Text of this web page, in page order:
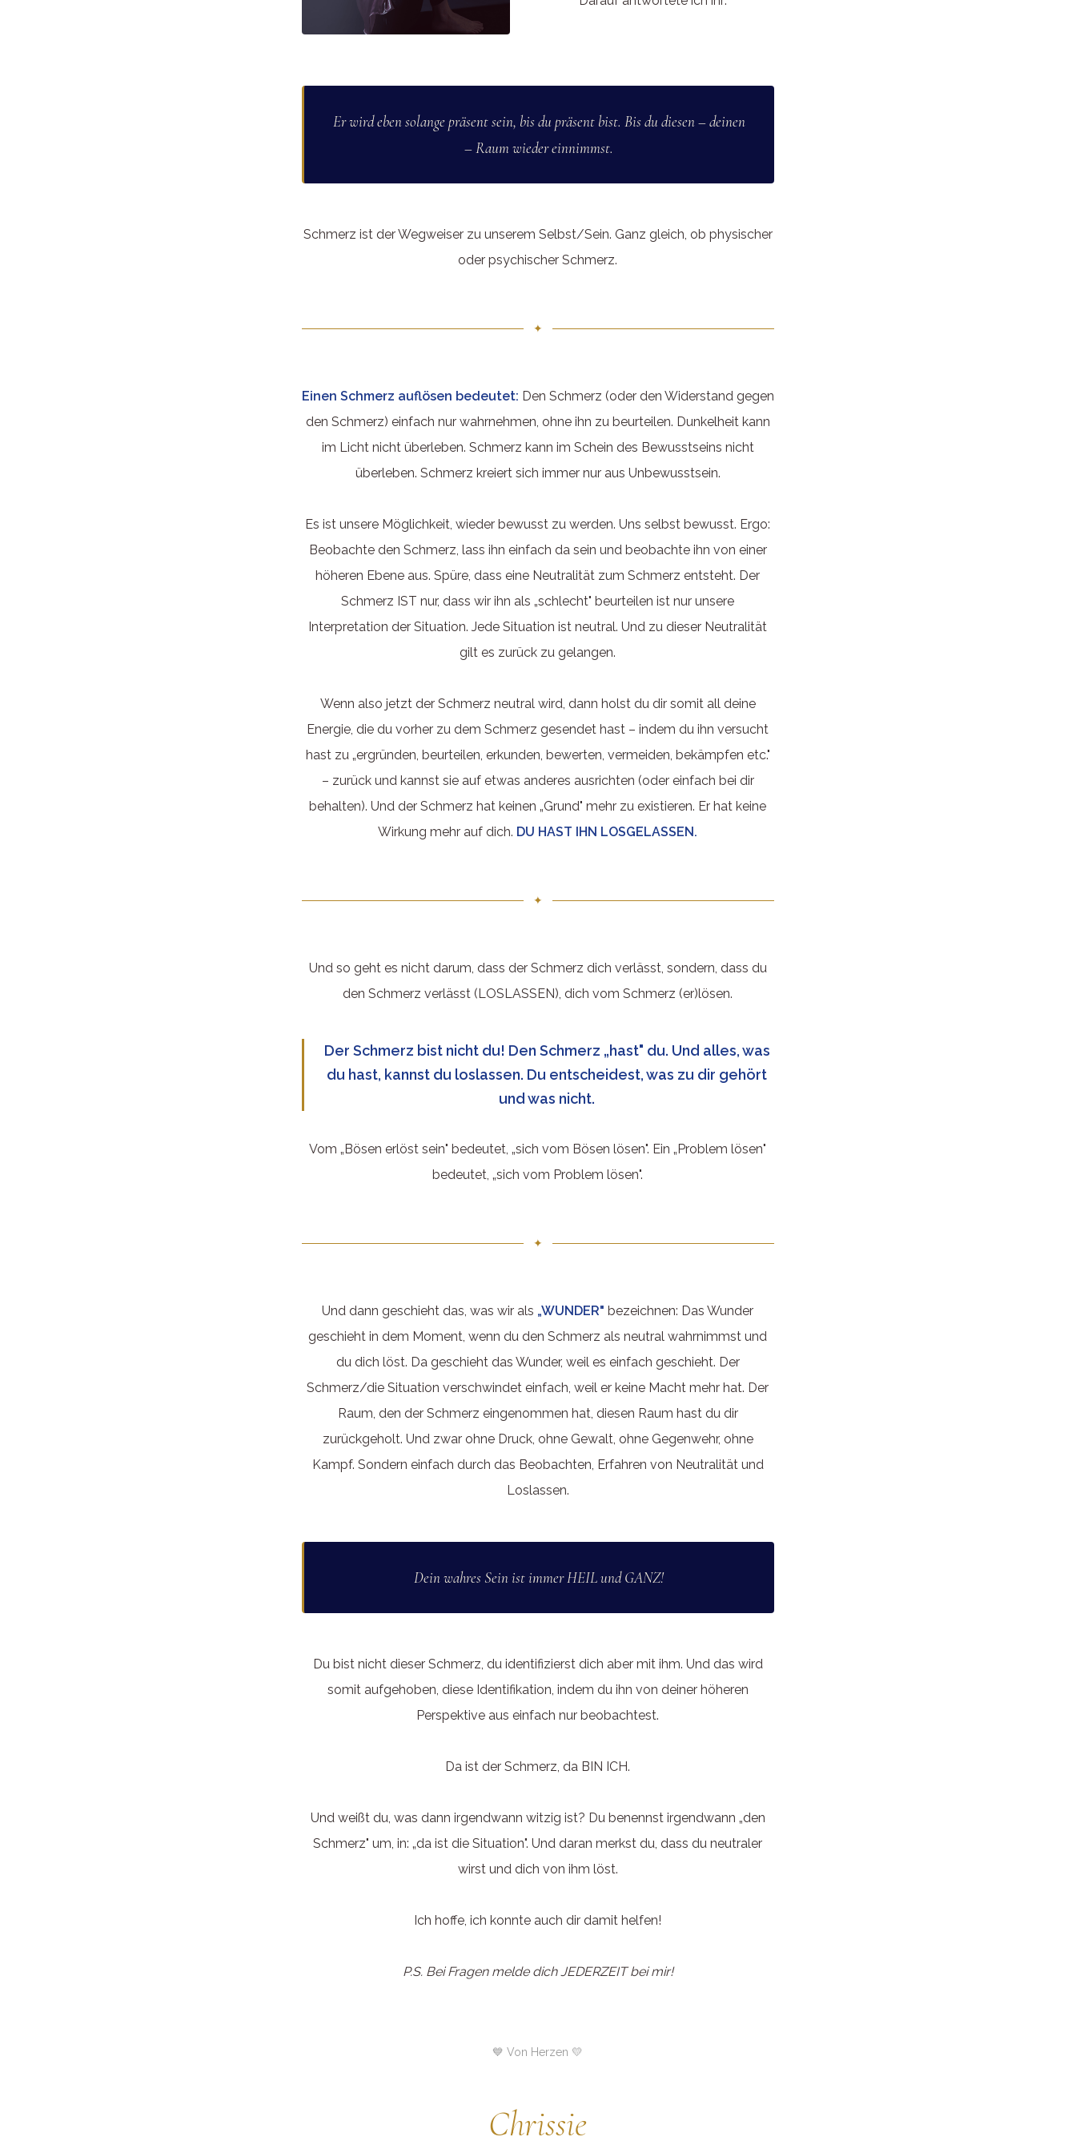
Er wird eben solange präsent sein, bis du präsent bist. Bis du diesen – deinen
– Raum wieder einnimmst.
Schmerz ist der Wegweiser zu unserem Selbst/Sein. Ganz gleich, ob physischer
oder psychischer Schmerz.
✦
Einen Schmerz auflösen bedeutet: Den Schmerz (oder den Widerstand gegen
den Schmerz) einfach nur wahrnehmen, ohne ihn zu beurteilen. Dunkelheit kann
im Licht nicht überleben. Schmerz kann im Schein des Bewusstseins nicht
überleben. Schmerz kreiert sich immer nur aus Unbewusstsein.
Es ist unsere Möglichkeit, wieder bewusst zu werden. Uns selbst bewusst. Ergo:
Beobachte den Schmerz, lass ihn einfach da sein und beobachte ihn von einer
höheren Ebene aus. Spüre, dass eine Neutralität zum Schmerz entsteht. Der
Schmerz IST nur, dass wir ihn als „schlecht" beurteilen ist nur unsere
Interpretation der Situation. Jede Situation ist neutral. Und zu dieser Neutralität
gilt es zurück zu gelangen.
Wenn also jetzt der Schmerz neutral wird, dann holst du dir somit all deine
Energie, die du vorher zu dem Schmerz gesendet hast – indem du ihn versucht
hast zu „ergründen, beurteilen, erkunden, bewerten, vermeiden, bekämpfen etc."
– zurück und kannst sie auf etwas anderes ausrichten (oder einfach bei dir
behalten). Und der Schmerz hat keinen „Grund" mehr zu existieren. Er hat keine
Wirkung mehr auf dich. DU HAST IHN LOSGELASSEN.
✦
Und so geht es nicht darum, dass der Schmerz dich verlässt, sondern, dass du
den Schmerz verlässt (LOSLASSEN), dich vom Schmerz (er)lösen.
Der Schmerz bist nicht du! Den Schmerz „hast" du. Und alles, was
du hast, kannst du loslassen. Du entscheidest, was zu dir gehört
und was nicht.
Vom „Bösen erlöst sein" bedeutet, „sich vom Bösen lösen". Ein „Problem lösen"
bedeutet, „sich vom Problem lösen".
✦
Und dann geschieht das, was wir als „WUNDER" bezeichnen: Das Wunder
geschieht in dem Moment, wenn du den Schmerz als neutral wahrnimmst und
du dich löst. Da geschieht das Wunder, weil es einfach geschieht. Der
Schmerz/die Situation verschwindet einfach, weil er keine Macht mehr hat. Der
Raum, den der Schmerz eingenommen hat, diesen Raum hast du dir
zurückgeholt. Und zwar ohne Druck, ohne Gewalt, ohne Gegenwehr, ohne
Kampf. Sondern einfach durch das Beobachten, Erfahren von Neutralität und
Loslassen.
Dein wahres Sein ist immer HEIL und GANZ!
Du bist nicht dieser Schmerz, du identifizierst dich aber mit ihm. Und das wird
somit aufgehoben, diese Identifikation, indem du ihn von deiner höheren
Perspektive aus einfach nur beobachtest.
Da ist der Schmerz, da BIN ICH.
Und weißt du, was dann irgendwann witzig ist? Du benennst irgendwann „den
Schmerz" um, in: „da ist die Situation". Und daran merkst du, dass du neutraler
wirst und dich von ihm löst.
Ich hoffe, ich konnte auch dir damit helfen!
P.S. Bei Fragen melde dich JEDERZEIT bei mir!
💙 Von Herzen 💛
Chrissie